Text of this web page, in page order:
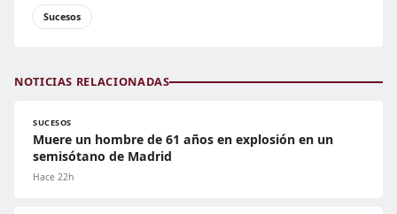
Sucesos
NOTICIAS RELACIONADAS
SUCESOS
Muere un hombre de 61 años en explosión en un
semisótano de Madrid
Hace 22h